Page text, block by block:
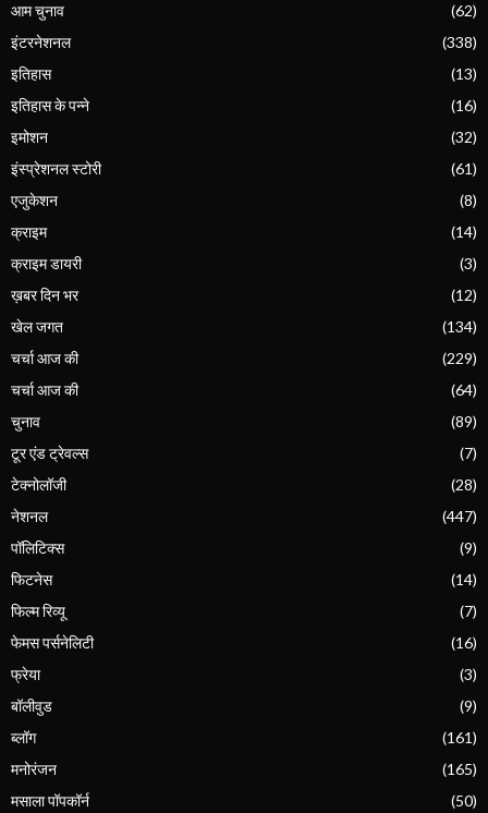
आम चुनाव
(62)
इंटरनेशनल
(338)
इतिहास
(13)
इतिहास के पन्ने
(16)
इमोशन
(32)
इंस्प्रेशनल स्टोरी
(61)
एजुकेशन
(8)
क्राइम
(14)
क्राइम डायरी
(3)
ख़बर दिन भर
(12)
खेल जगत
(134)
चर्चा आज की
(229)
चर्चा आज की
(64)
चुनाव
(89)
टूर एंड ट्रेवल्स
(7)
टेक्नोलॉजी
(28)
नेशनल
(447)
पॉलिटिक्स
(9)
फिटनेस
(14)
फिल्म रिव्यू
(7)
फेमस पर्सनेलिटी
(16)
फ्रेया
(3)
बॉलीवुड
(9)
ब्लॉग
(161)
मनोरंजन
(165)
मसाला पॉपकॉर्न
(50)